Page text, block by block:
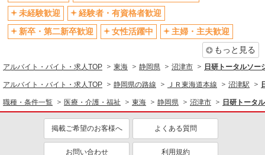
未経験歓迎
経験者・有資格者歓迎
新卒・第二新卒歓迎
女性活躍中
主婦・主夫歓迎
もっと見る
アルバイト・バイト・求人TOP 東海 静岡県 沼津市 日研トータルソ
アルバイト・バイト・求人TOP 静岡県の路線 ＪＲ東海道本線 沼津駅
職種・条件一覧 医療・介護・福祉 東海 静岡県 沼津市 日研トータ
掲載ご希望のお客様へ よくある質問
お問い合わせ 利用規約